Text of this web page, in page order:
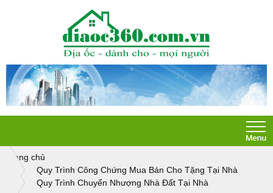
Trang chủ
Quy Trình Công Chứng Mua Bán Cho Tặng Tại Nhà
Quy Trình Chuyển Nhượng Nhà Đất Tại Nhà